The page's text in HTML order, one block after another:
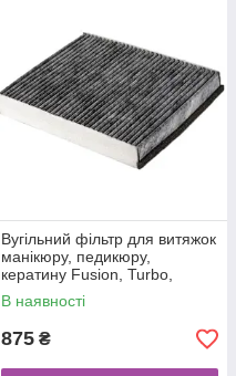
Вугільний фільтр для витяжок
манікюру, педикюру,
кератину Fusion, Turbo,
Keratin
В наявності
875 ₴